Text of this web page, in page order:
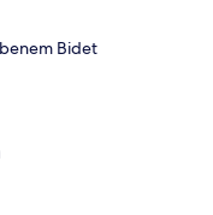
Bidet